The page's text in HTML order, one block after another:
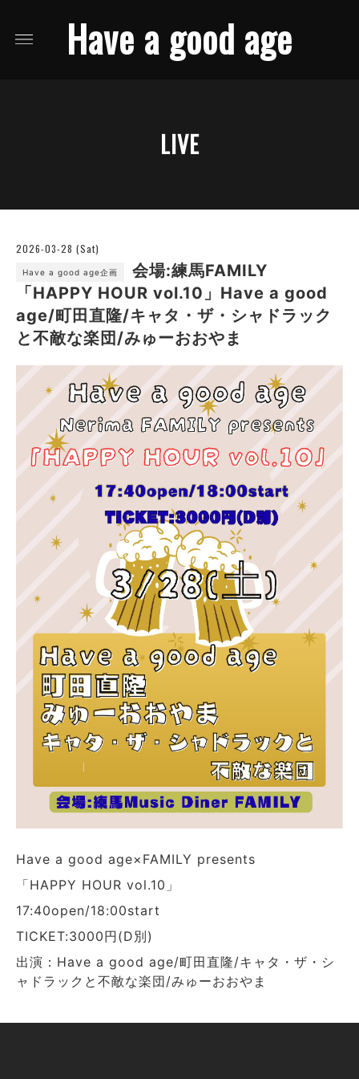
Have a good age
LIVE
2026-03-28 (Sat)
Have a good age企画
会場:練馬FAMILY
「HAPPY HOUR vol.10」Have a good
age/町田直隆/キャタ・ザ・シャドラック
と不敵な楽団/みゅーおおやま
Have a good age×FAMILY presents
「HAPPY HOUR vol.10」
17:40open/18:00start
TICKET:3000円(D別)
出演：Have a good age/町田直隆/キャタ・ザ・シ
ャドラックと不敵な楽団/みゅーおおやま